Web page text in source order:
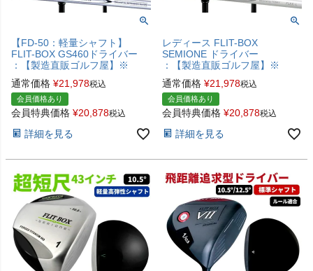
【FD-50：軽量シャフト】
FLIT-BOX GS460ドライバー
：【製造直販ゴルフ屋】※
通常価格 ¥21,978税込
会員価格あり
会員特典価格 ¥20,878税込
詳細を見る
レディース FLIT-BOX
SEMIONE ドライバー
：【製造直販ゴルフ屋】※
通常価格 ¥21,978税込
会員価格あり
会員特典価格 ¥20,878税込
詳細を見る